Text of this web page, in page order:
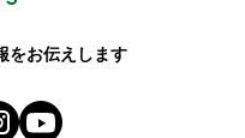
をお伝えします
ハンズ公式ファンページ
twitter) @Hands_official_
instagram